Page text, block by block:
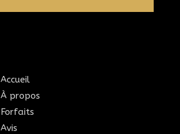
Accueil
À propos
Forfaits
Avis